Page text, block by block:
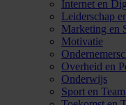
Internet en
Leiderschap
Marketing en
Motivatie
Overheid en
Onderwijs
Sport en